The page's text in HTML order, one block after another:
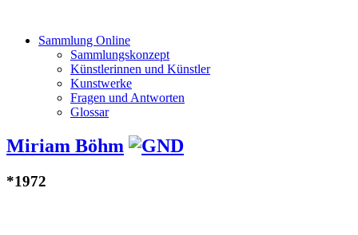
Sammlung Online
Sammlungskonzept
Künstlerinnen und Künstler
Kunstwerke
Fragen und Antworten
Glossar
Miriam Böhm
*1972